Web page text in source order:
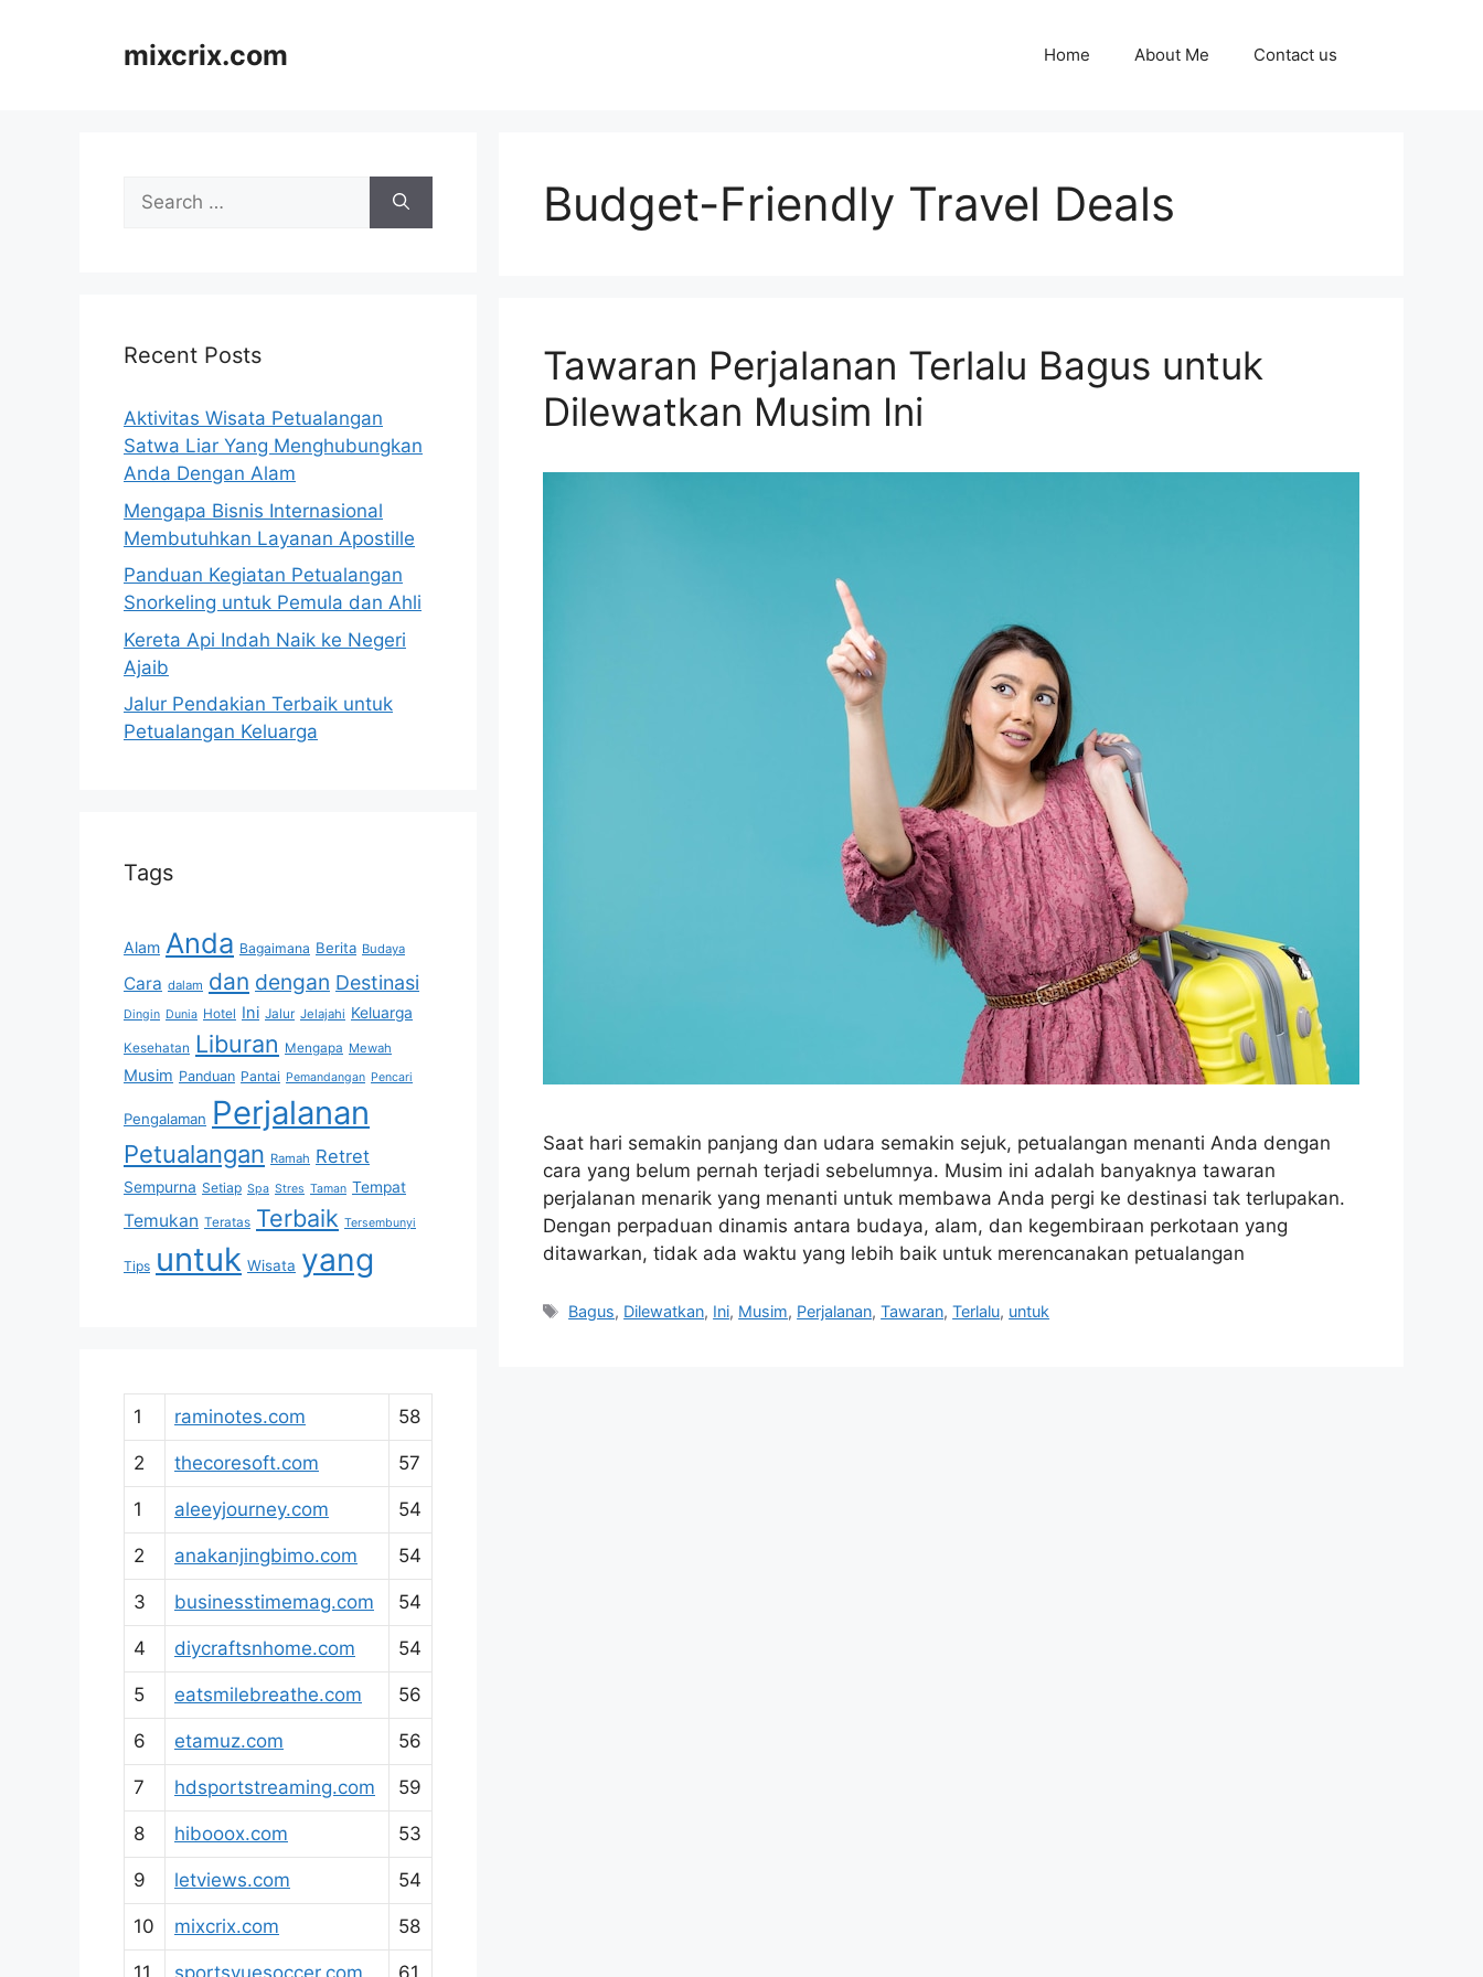
mixcrix.com Home About Me Contact us
Budget-Friendly Travel Deals
Tawaran Perjalanan Terlalu Bagus untuk
Dilewatkan Musim Ini
Saat hari semakin panjang dan udara semakin sejuk, petualangan menanti Anda dengan
cara yang belum pernah terjadi sebelumnya. Musim ini adalah banyaknya tawaran
perjalanan menarik yang menanti untuk membawa Anda pergi ke destinasi tak terlupakan.
Dengan perpaduan dinamis antara budaya, alam, dan kegembiraan perkotaan yang
ditawarkan, tidak ada waktu yang lebih baik untuk merencanakan petualangan
Tags
Bagus, Dilewatkan, Ini, Musim, Perjalanan,Tawaran,Terlalu, untuk
Search
for:
Recent Posts
Aktivitas Wisata Petualangan
Satwa Liar Yang Menghubungkan
Anda Dengan Alam
Mengapa Bisnis Internasional
Membutuhkan Layanan Apostille
Panduan Kegiatan Petualangan
Snorkeling untuk Pemula dan Ahli
Kereta Api Indah Naik ke Negeri
Ajaib
Jalur Pendakian Terbaik untuk
Petualangan Keluarga
Tags
Alam Anda Bagaimana Berita Budaya
Cara dalam dan dengan Destinasi
Dingin Dunia Hotel Ini Jalur Jelajahi Keluarga
Kesehatan Liburan Mengapa Mewah
Musim Panduan Pantai Pemandangan Pencari
Pengalaman Perjalanan
Petualangan Ramah Retret
Sempurna Setiap Spa Stres Taman Tempat
Temukan Teratas Terbaik Tersembunyi
Tips untuk Wisata yang
1 raminotes.com 58
2 thecoresoft.com 57
1 aleeyjourney.com 54
2 anakanjingbimo.com 54
3 businesstimemag.com 54
4 diycraftsnhome.com 54
5 eatsmilebreathe.com 56
6 etamuz.com 56
7 hdsportstreaming.com 59
8 hibooox.com 53
9 letviews.com 54
10 mixcrix.com 58
11 sportsvuesoccer.com 61